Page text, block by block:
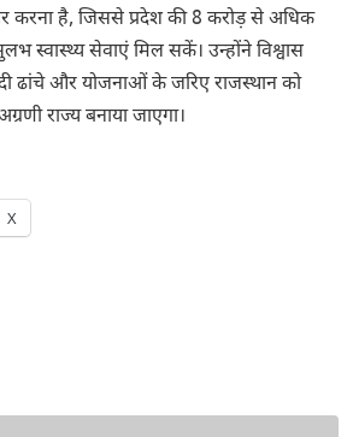
करना है, जिससे प्रदेश की 8 करोड़ से अधिक
स्वास्थ्य सेवाएं मिल सकें। उन्होंने विश्वास
ढांचे और योजनाओं के जरिए राजस्थान को
राज्य बनाया जाएगा।
X